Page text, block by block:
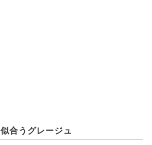
合うグレージュ